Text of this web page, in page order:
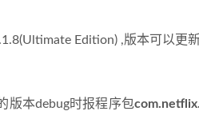
Edition) ,版本可以
版本debug时报程序包